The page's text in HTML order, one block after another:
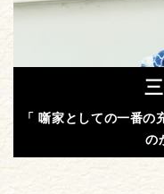
「 噺家としての一番
の